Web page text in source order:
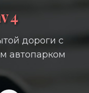
4
дороги с
автопарком